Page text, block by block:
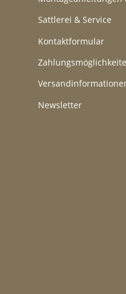
Sattlerei & Service
Kontaktformular
Newsletter